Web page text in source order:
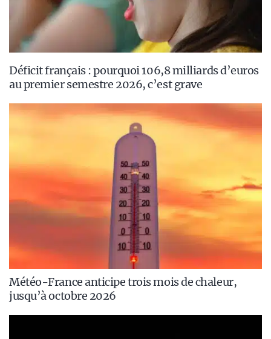
Déficit français : pourquoi 106,8 milliards d’euros
au premier semestre 2026, c’est grave
Météo-France anticipe trois mois de chaleur,
jusqu’à octobre 2026